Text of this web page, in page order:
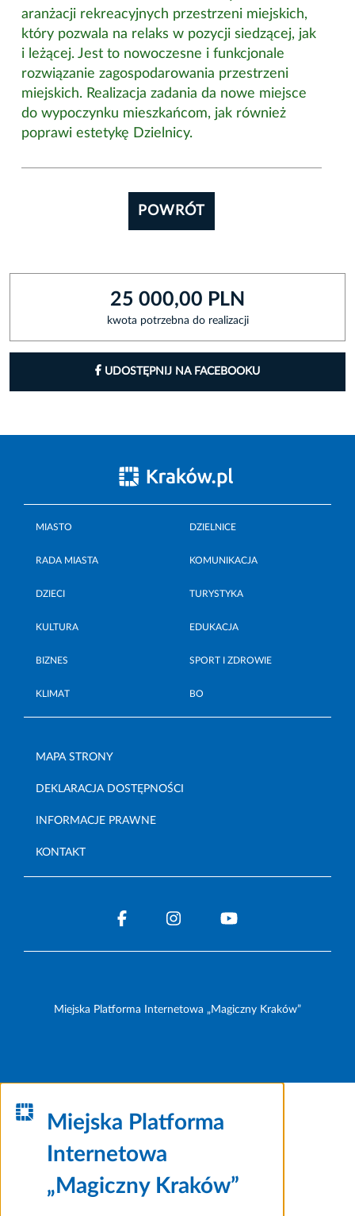
aranżacji rekreacyjnych przestrzeni miejskich,
który pozwala na relaks w pozycji siedzącej, jak
i leżącej. Jest to nowoczesne i funkcjonale
rozwiązanie zagospodarowania przestrzeni
miejskich. Realizacja zadania da nowe miejsce
do wypoczynku mieszkańcom, jak również
poprawi estetykę Dzielnicy.
POWRÓT
25 000,00 PLN
kwota potrzebna do realizacji
UDOSTĘPNIJ NA FACEBOOKU
MIASTO DZIELNICE
RADA MIASTA KOMUNIKACJA
DZIECI TURYSTYKA
KULTURA EDUKACJA
BIZNES SPORT I ZDROWIE
KLIMAT BO
MAPA STRONY
DEKLARACJA DOSTĘPNOŚCI
INFORMACJE PRAWNE
KONTAKT
Miejska Platforma Internetowa „Magiczny Kraków”
Miejska Platforma
Internetowa
„Magiczny Kraków”